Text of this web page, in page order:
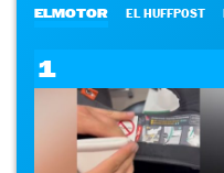
ELMOTOR EL HUFFPOST
1